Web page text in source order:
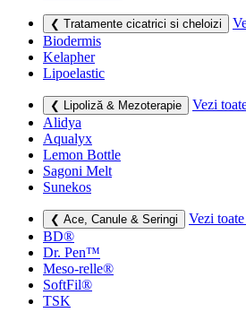
❮ Tratamente cicatrici si cheloizi
Biodermis
Kelapher
Lipoelastic
❮ Lipoliză & Mezoterapie
Vezi
Alidya
Aqualyx
Lemon Bottle
Sagoni Melt
Sunekos
❮ Ace, Canule & Seringi
Vezi
BD®
Dr. Pen™
Meso-relle®
SoftFil®
TSK